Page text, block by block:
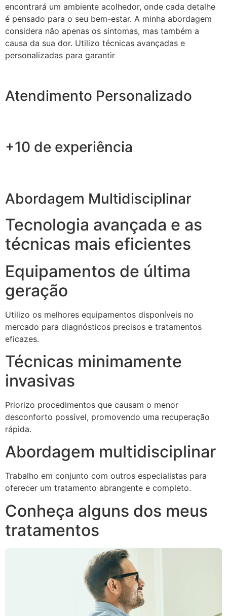
encontrará um ambiente acolhedor, onde cada detalhe
é pensado para o seu bem-estar. A minha abordagem
considera não apenas os sintomas, mas também a
causa da sua dor. Utilizo técnicas avançadas e
personalizadas para garantir
Atendimento Personalizado
+10 de experiência
Abordagem Multidisciplinar
Tecnologia avançada e as
técnicas mais eficientes
Equipamentos de última
geração
Utilizo os melhores equipamentos disponíveis no
mercado para diagnósticos precisos e tratamentos
eficazes.
Técnicas minimamente
invasivas
Priorizo procedimentos que causam o menor
desconforto possível, promovendo uma recuperação
rápida.
Abordagem multidisciplinar
Trabalho em conjunto com outros especialistas para
oferecer um tratamento abrangente e completo.
Conheça alguns dos meus
tratamentos